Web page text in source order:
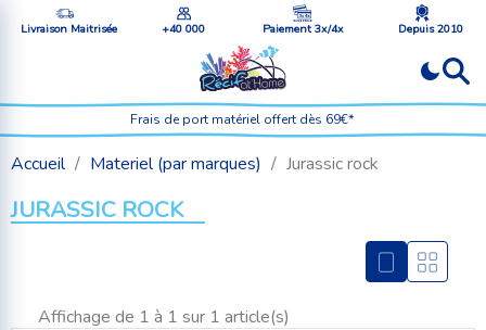
Livraison Maitrisée +40 000 Paiement 3x/4x Depuis 2010
Frais de port matériel offert dès 69€*
Accueil Materiel (par marques) Jurassic rock
JURASSIC ROCK
Affichage de 1 à 1 sur 1 article(s)